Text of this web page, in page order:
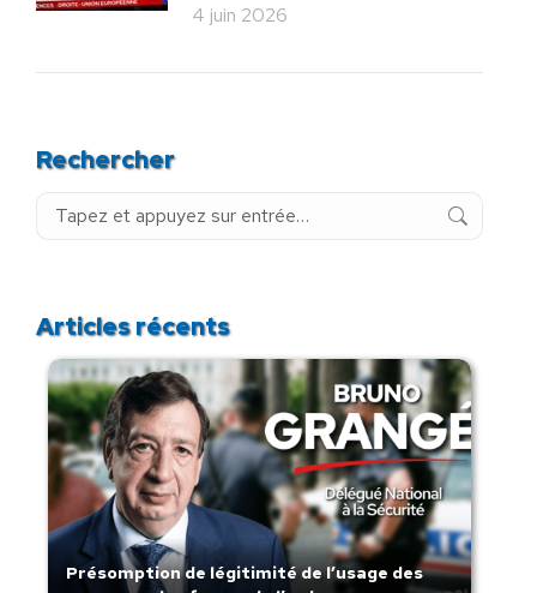
4 juin 2026
Rechercher
Recherche
Articles récents
Présomption de légitimité de l’usage des